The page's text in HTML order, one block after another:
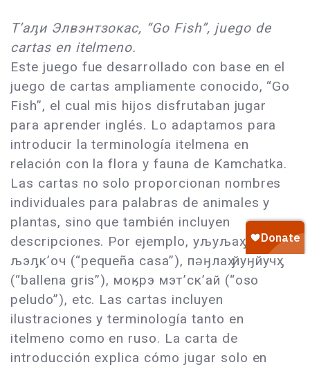
Тʼаԓи Элвэнтзокас, “Go Fish”, juego de
cartas en itelmeno.
Este juego fue desarrollado con base en el
juego de cartas ampliamente conocido, “Go
Fish”, el cual mis hijos disfrutaban jugar
para aprender inglés. Lo adaptamos para
introducir la terminología itelmena en
relación con la flora y fauna de Kamchatka.
Las cartas no solo proporcionan nombres
individuales para palabras de animales y
plantas, sino que también incluyen
descripciones. Por ejemplo, уљуљаӽ
љэԓк’оч (“pequeña casa”), пǝӈлаӽ йуӈйучӽ
(“ballena gris”), моӄрэ мэт’ск’ай (“oso
peludo”), etc. Las cartas incluyen
ilustraciones y terminología tanto en
itelmeno como en ruso. La carta de
introducción explica cómo jugar solo en